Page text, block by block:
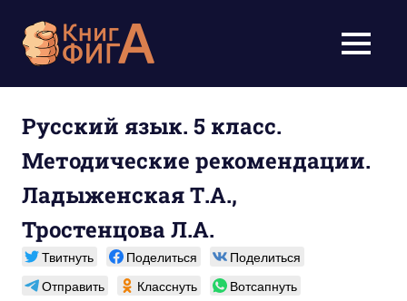
содержимому
для
школьников
1-
11
класс
бесплатно
МЕНЮ
Русский язык. 5 класс.
Методические рекомендации.
Ладыженская Т.А.,
Тростенцова Л.А.
Твитнуть Поделиться
Поделиться
Отправить
Класснуть
Вотсапнуть